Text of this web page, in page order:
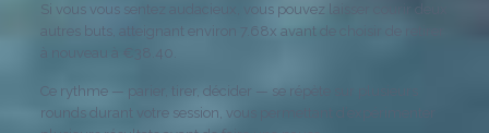
Si vous vous sentez audacieux, vous pouvez laisser courir deux
autres buts, atteignant environ 7.68x avant de choisir de retirer
à nouveau à €38.40.
Ce rythme — parier, tirer, décider — se répète sur plusieurs
rounds durant votre session, vous permettant d’expérimenter